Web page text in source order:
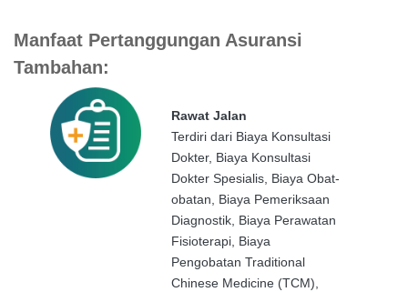
Manfaat Pertanggungan Asuransi
Tambahan:
Rawat Jalan
Terdiri dari Biaya Konsultasi
Dokter, Biaya Konsultasi
Dokter Spesialis, Biaya Obat-
obatan, Biaya Pemeriksaan
Diagnostik, Biaya Perawatan
Fisioterapi, Biaya
Pengobatan Traditional
Chinese Medicine (TCM),